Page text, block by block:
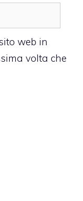
web in
volta che